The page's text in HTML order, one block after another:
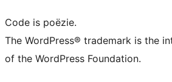
Code is poëzie.
The WordPress® trademark is the
of the WordPress Foundation.